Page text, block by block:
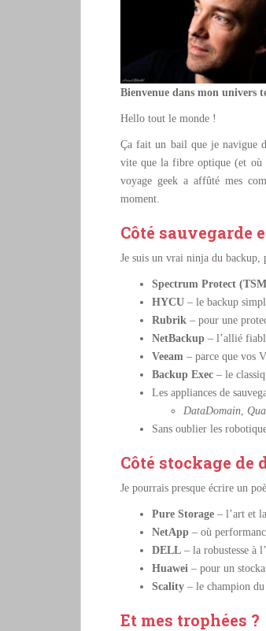
Bienvenue dans mon univers
Hello tout le monde !
Ça fait un bail que je navigue
vite que la fibre optique (et où
voyage geek a affûté mes
moment.
Côté sauvegarde
Je suis un vrai ninja du backup,
Spectrum Protect
HYCU – le backup
Rubrik – pour une
NetBackup – l’allié
Veeam – parce que vos
Backup Exec – le
Les appliances de
DataDomain,
Sans oublier les
Côté stockage de
Je pourrais presque écrire un
Pure Storage – l’art et
NetApp – où
DELL – la robustesse à
Huawei – pour un
Scality – le champion
Et mes trophées ?